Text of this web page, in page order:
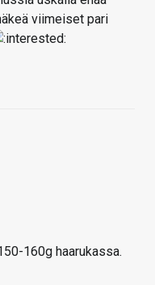
viimeiset pari
160g haarukassa.